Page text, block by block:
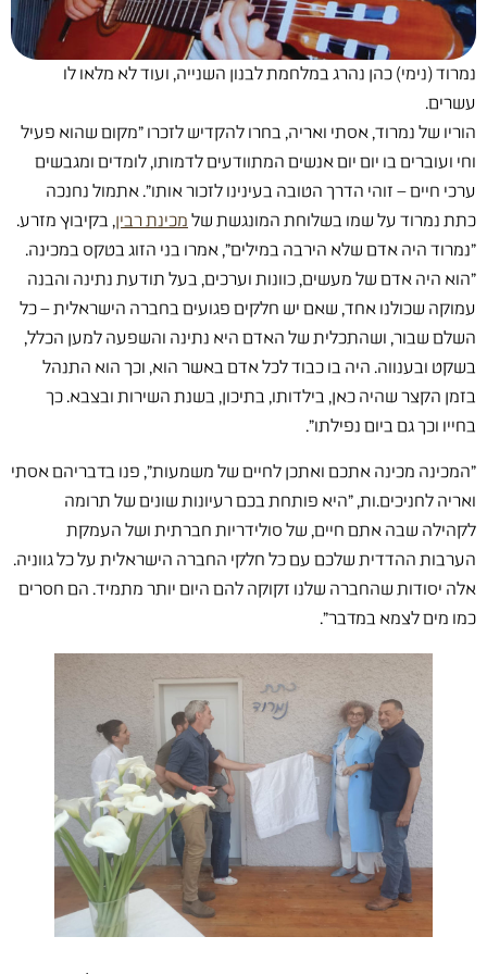
נמרוד (נימי) כהן נהרג במלחמת לבנון השנייה, ועוד לא מלאו לו
עשרים.
הוריו של נמרוד, אסתי ואריה, בחרו להקדיש לזכרו "מקום שהוא פעיל
וחי ועוברים בו יום יום אנשים המתוודעים לדמותו, לומדים ומגבשים
ערכי חיים – זוהי הדרך הטובה בעינינו לזכור אותו". אתמול נחנכה
כתת נמרוד על שמו בשלוחת המונגשת של מכינת רבין, בקיבוץ מזרע.
"נמרוד היה אדם שלא הירבה במילים", אמרו בני הזוג בטקס במכינה.
"הוא היה אדם של מעשים, כוונות וערכים, בעל תודעת נתינה והבנה
עמוקה שכולנו אחד, שאם יש חלקים פגועים בחברה הישראלית – כל
השלם שבור, ושהתכלית של האדם היא נתינה והשפעה למען הכלל,
בשקט ובענווה. היה בו כבוד לכל אדם באשר הוא, וכך הוא התנהל
בזמן הקצר שהיה כאן, בילדותו, בתיכון, בשנת השירות ובצבא. כך
בחייו וכך גם ביום נפילתו".
"המכינה מכינה אתכם ואתכן לחיים של משמעות", פנו בדבריהם אסתי
ואריה לחניכים.ות, "היא פותחת בכם רעיונות שונים של תרומה
לקהילה שבה אתם חיים, של סולידריות חברתית ושל העמקת
הערבות ההדדית שלכם עם כל חלקי החברה הישראלית על כל גווניה.
אלה יסודות שהחברה שלנו זקוקה להם היום יותר מתמיד. הם חסרים
כמו מים לצמא במדבר".